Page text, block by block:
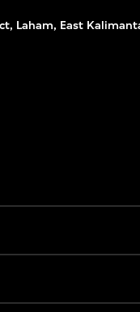
Laham, East